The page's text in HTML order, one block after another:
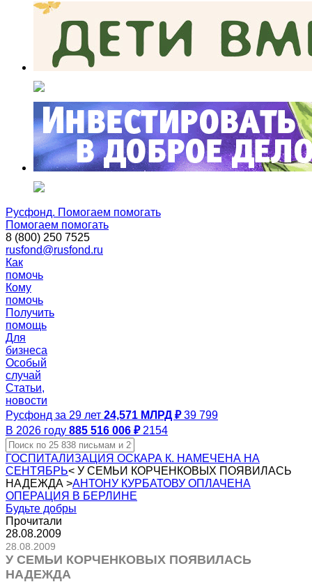
Русфонд. Помогаем помогать
Помогаем помогать
8 (800) 250 7525
rusfond@rusfond.ru
Как
помочь
Кому
помочь
Получить
помощь
Для
бизнеса
Особый
случай
Статьи,
новости
Русфонд за 29 лет 24,571 МЛРД ₽ 39 799
В 2026 году 885 516 006 ₽ 2154
ГОСПИТАЛИЗАЦИЯ ОСКАРА К. НАМЕЧЕНА НА
СЕНТЯБРЬ< У СЕМЬИ КОРЧЕНКОВЫХ ПОЯВИЛАСЬ
НАДЕЖДА >АНТОНУ КУРБАТОВУ ОПЛАЧЕНА
ОПЕРАЦИЯ В БЕРЛИНЕ
Будьте добры
Прочитали
28.08.2009
28.08.2009
У СЕМЬИ КОРЧЕНКОВЫХ ПОЯВИЛАСЬ
НАДЕЖДА